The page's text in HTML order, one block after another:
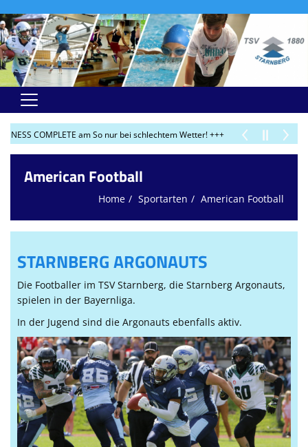
Home
Sportarten
Fitness-Kurse
Mitgliedschaft
Online-Shop
Sponsoren
Über uns
Vereinsnews
COMPLETE am So nur bei schlechtem Wetter! +++ +++ 03.06.2026:
American Football
Home Sportarten American Football
STARNBERG ARGONAUTS
Die Footballer im TSV Starnberg, die Starnberg Argonauts,
spielen in der Bayernliga.
In der Jugend sind die Argonauts ebenfalls aktiv.